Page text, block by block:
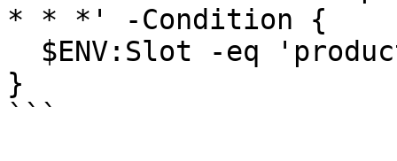
* * *' -Condition {
}
```